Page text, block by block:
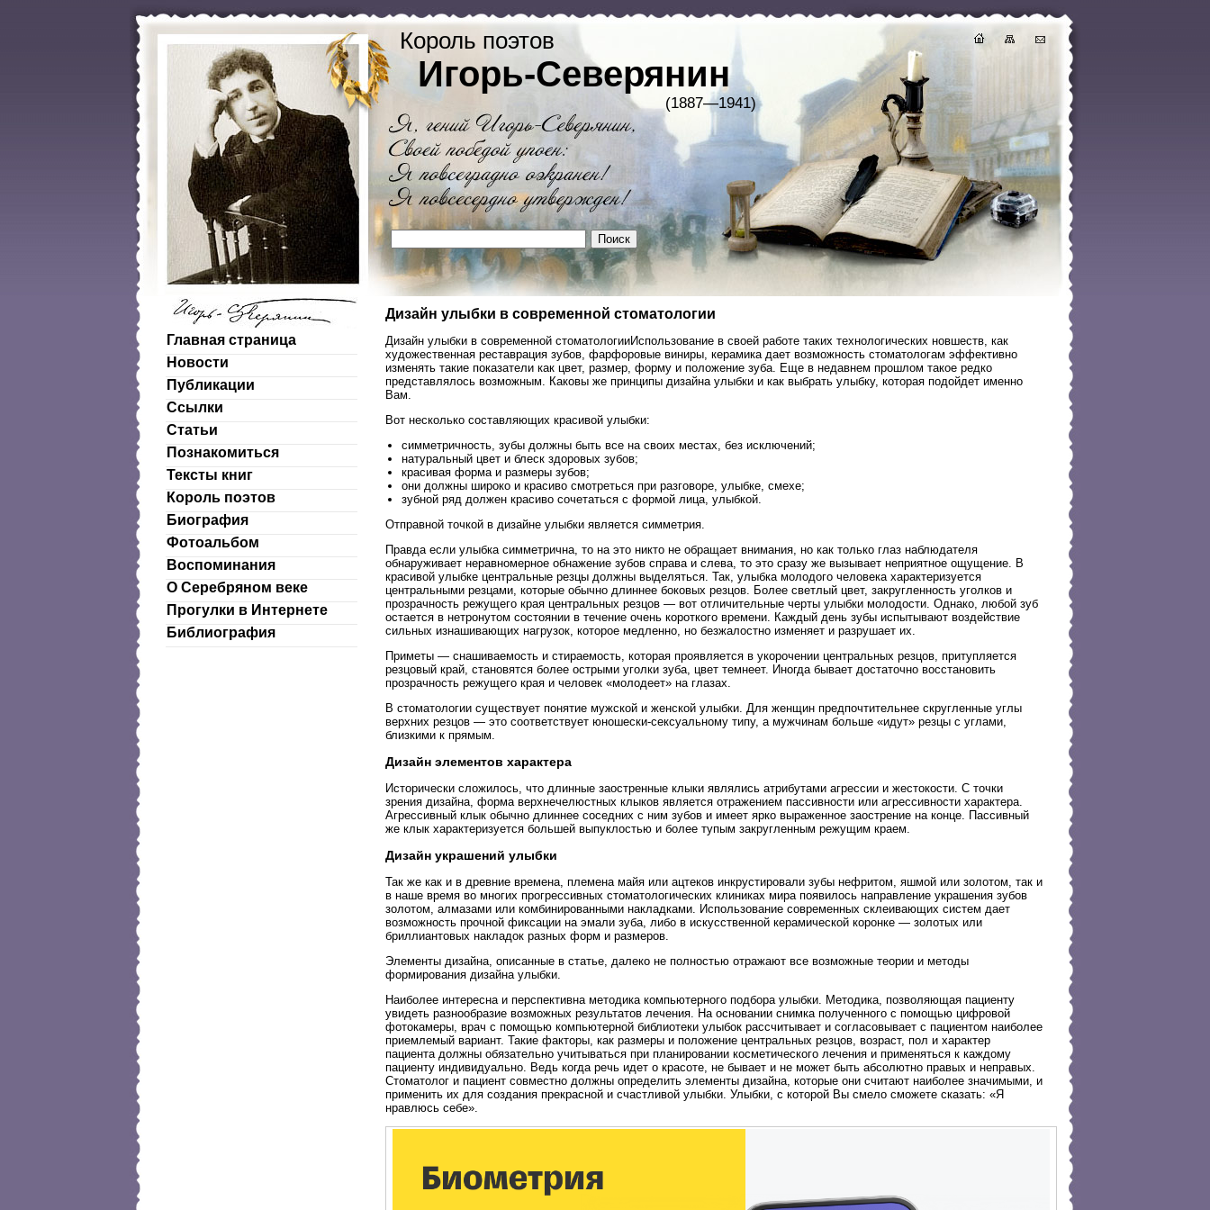
Король поэтов
Игорь-Северянин
(1887—1941)
Главная страница
Новости
Публикации
Ссылки
Статьи
Познакомиться
Тексты книг
Король поэтов
Биография
Фотоальбом
Воспоминания
О Серебряном веке
Прогулки в Интернете
Библиография
Дизайн улыбки в современной стоматологии
Дизайн улыбки в современной стоматологииИспользование в своей работе таких технологических новшеств, как
художественная реставрация зубов, фарфоровые виниры, керамика дает возможность стоматологам эффективно
изменять такие показатели как цвет, размер, форму и положение зуба. Еще в недавнем прошлом такое редко
представлялось возможным. Каковы же принципы дизайна улыбки и как выбрать улыбку, которая подойдет именно
Вам.
Вот несколько составляющих красивой улыбки:
симметричность, зубы должны быть все на своих местах, без исключений;
натуральный цвет и блеск здоровых зубов;
красивая форма и размеры зубов;
они должны широко и красиво смотреться при разговоре, улыбке, смехе;
зубной ряд должен красиво сочетаться с формой лица, улыбкой.
Отправной точкой в дизайне улыбки является симметрия.
Правда если улыбка симметрична, то на это никто не обращает внимания, но как только глаз наблюдателя
обнаруживает неравномерное обнажение зубов справа и слева, то это сразу же вызывает неприятное ощущение. В
красивой улыбке центральные резцы должны выделяться. Так, улыбка молодого человека характеризуется
центральными резцами, которые обычно длиннее боковых резцов. Более светлый цвет, закругленность уголков и
прозрачность режущего края центральных резцов — вот отличительные черты улыбки молодости. Однако, любой зуб
остается в нетронутом состоянии в течение очень короткого времени. Каждый день зубы испытывают воздействие
сильных изнашивающих нагрузок, которое медленно, но безжалостно изменяет и разрушает их.
Приметы — снашиваемость и стираемость, которая проявляется в укорочении центральных резцов, притупляется
резцовый край, становятся более острыми уголки зуба, цвет темнеет. Иногда бывает достаточно восстановить
прозрачность режущего края и человек «молодеет» на глазах.
В стоматологии существует понятие мужской и женской улыбки. Для женщин предпочтительнее скругленные углы
верхних резцов — это соответствует юношески-сексуальному типу, а мужчинам больше «идут» резцы с углами,
близкими к прямым.
Дизайн элементов характера
Исторически сложилось, что длинные заостренные клыки являлись атрибутами агрессии и жестокости. С точки
зрения дизайна, форма верхнечелюстных клыков является отражением пассивности или агрессивности характера.
Агрессивный клык обычно длиннее соседних с ним зубов и имеет ярко выраженное заострение на конце. Пассивный
же клык характеризуется большей выпуклостью и более тупым закругленным режущим краем.
Дизайн украшений улыбки
Так же как и в древние времена, племена майя или ацтеков инкрустировали зубы нефритом, яшмой или золотом, так и
в наше время во многих прогрессивных стоматологических клиниках мира появилось направление украшения зубов
золотом, алмазами или комбинированными накладками. Использование современных склеивающих систем дает
возможность прочной фиксации на эмали зуба, либо в искусственной керамической коронке — золотых или
бриллиантовых накладок разных форм и размеров.
Элементы дизайна, описанные в статье, далеко не полностью отражают все возможные теории и методы
формирования дизайна улыбки.
Наиболее интересна и перспективна методика компьютерного подбора улыбки. Методика, позволяющая пациенту
увидеть разнообразие возможных результатов лечения. На основании снимка полученного с помощью цифровой
фотокамеры, врач с помощью компьютерной библиотеки улыбок рассчитывает и согласовывает с пациентом наиболее
приемлемый вариант. Такие факторы, как размеры и положение центральных резцов, возраст, пол и характер
пациента должны обязательно учитываться при планировании косметического лечения и применяться к каждому
пациенту индивидуально. Ведь когда речь идет о красоте, не бывает и не может быть абсолютно правых и неправых.
Стоматолог и пациент совместно должны определить элементы дизайна, которые они считают наиболее значимыми, и
применить их для создания прекрасной и счастливой улыбки. Улыбки, с которой Вы смело сможете сказать: «Я
нравлюсь себе».